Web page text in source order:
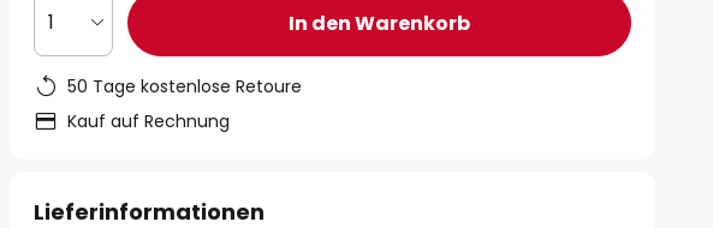
1 In den Warenkorb
50 Tage kostenlose Retoure
Kauf auf Rechnung
Lieferinformationen